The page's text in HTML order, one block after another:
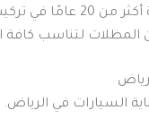
تركيب المظلات.
المظلات لتناسب كافة
السيارات في الرياض.